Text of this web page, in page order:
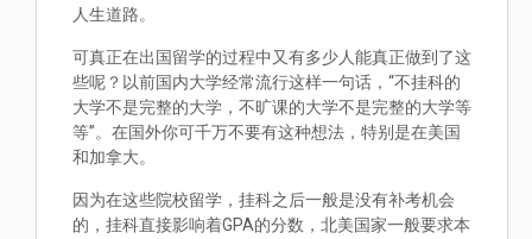
人生道路。
可真正在出国留学的过程中又有多少人能真正做到了这
些呢？以前国内大学经常流行这样一句话，“不挂科的
大学不是完整的大学，不旷课的大学不是完整的大学等
等”。在国外你可千万不要有这种想法，特别是在美国
和加拿大。
因为在这些院校留学，挂科之后一般是没有补考机会
的，挂科直接影响着GPA的分数，北美国家一般要求本